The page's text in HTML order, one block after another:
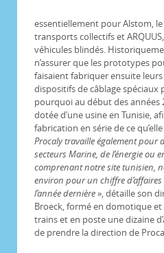
essentiellement pour Alstom,
transports collectifs et
véhicules blindés.
n’assurer que les prototypes
faisaient fabriquer ensuite
dispositifs de câblage spéciaux
pourquoi au début des années
dotée d’une usine en Tunisie,
fabrication en série de ce
Procaly travaille également pour
secteurs Marine, de l’énergie ou
comprenant notre site tunisien,
environ pour un chiffre d’affaires
l’année dernière», détaille son
Broeck, formé en domotique
trains et en poste une dizaine
de prendre la direction de